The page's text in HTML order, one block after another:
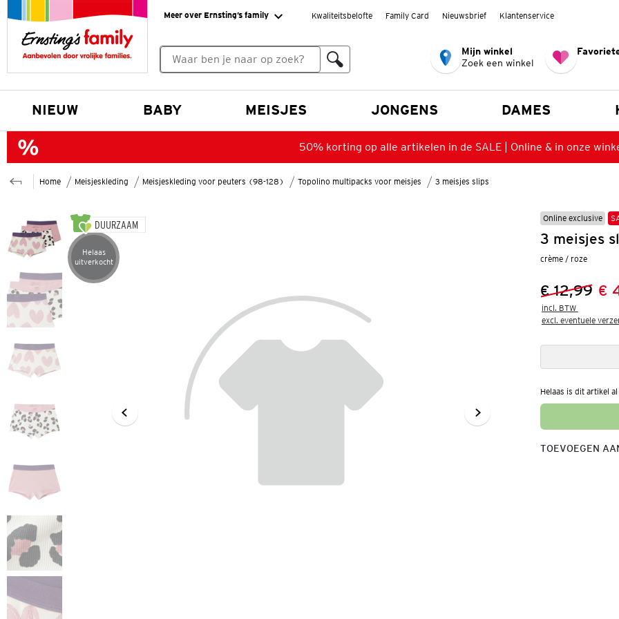
Meer over Ernsting’s family Kwaliteitsbelofte Family Card Nieuwsbrief Klantenservice
Mijn winkel
Zoek een winkel
NIEUW BABY MEISJES JONGENS DAMES
50% korting op alle artikelen in de SALE | Online & in onze
Home Meisjeskleding Meisjeskleding voor peuters (98-128) Topolino multipacks voor meisjes 3 meisjes slips
DUURZAAM
Artikel helaas uitverkocht
Helaas
uitverkocht
Online exclusive
3 meisjes
crème / roze
Vorige
€ 12,99
Nieuwe €
incl. BTW
excl. eventuele
Helaas is dit artikel
TOEVOEGEN